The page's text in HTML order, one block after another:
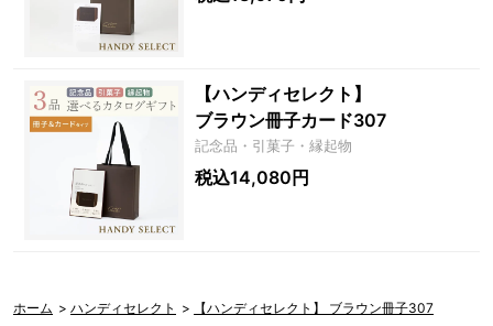
【ハンディセレクト】
ブラウン冊子カード307
記念品・引菓子・縁起物
税込14,080円
ホーム > ハンディセレクト > 【ハンディセレクト】 ブラウン冊子307